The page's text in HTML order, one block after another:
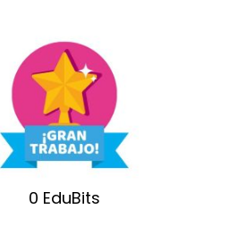
0 EduBits